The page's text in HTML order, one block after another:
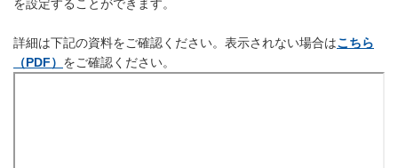
を設定することができます。
詳細は下記の資料をご確認ください。表示されない場合はこちら
（PDF） をご確認ください。